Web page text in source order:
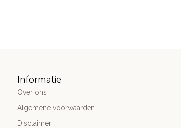
Informatie
Over ons
Algemene voorwaarden
Disclaimer